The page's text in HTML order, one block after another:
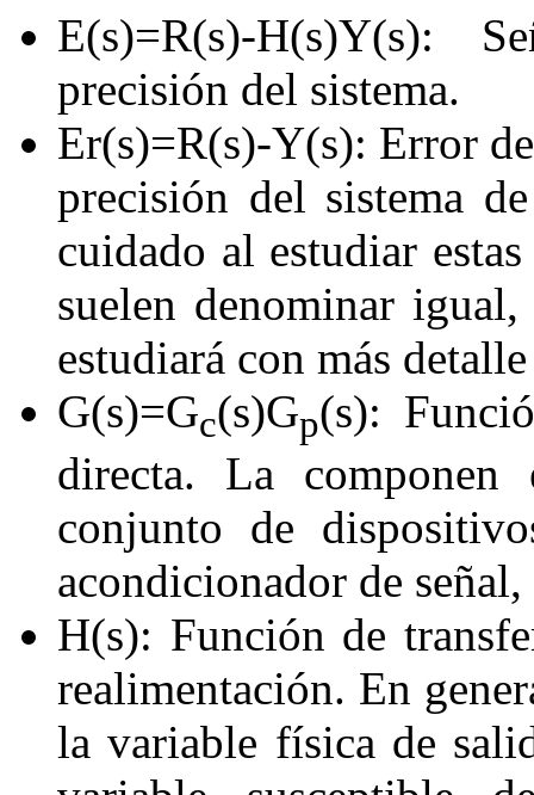
E(s)=R(s)-H(s)Y(s):
precisión del sistema.
Er(s)=R(s)-Y(s): Error
precisión del sistema
cuidado al estudiar
suelen denominar
estudiará con más
G(s)=Gc(s)Gp(s):
directa. La
conjunto de
acondicionador de
H(s): Función de
realimentación. En
la variable física de